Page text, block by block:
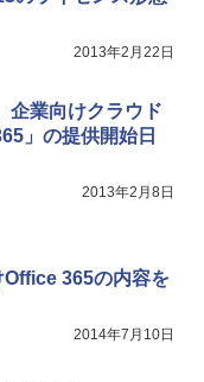
2013年2月22日
企業向けクラウド
」の提供開始日
2013年2月8日
365の内容を
2014年7月10日